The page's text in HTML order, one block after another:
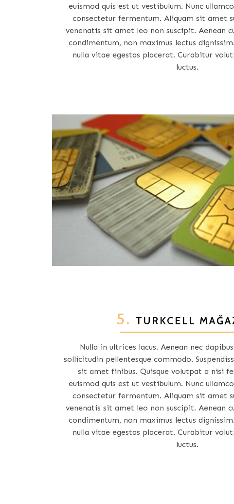
euismod quis est ut vestibulum. Nunc
consectetur fermentum. Aliquam sit amet
venenatis sit amet leo non suscipit. Aenean
condimentum, non maximus lectus
nulla vitae egestas placerat. Curabitur
luctus.
5. TURKCELL
Nulla in ultrices lacus. Aenean nec
sollicitudin pellentesque commodo.
sit amet finibus. Quisque volutpat a nisi
euismod quis est ut vestibulum. Nunc
consectetur fermentum. Aliquam sit amet
venenatis sit amet leo non suscipit. Aenean
condimentum, non maximus lectus
nulla vitae egestas placerat. Curabitur
luctus.